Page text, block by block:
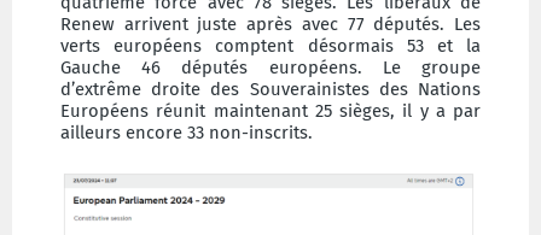
Renew arrivent juste après avec 77 députés. Les
verts européens comptent désormais 53 et la
Gauche 46 députés européens. Le groupe
d’extrême droite des Souverainistes des Nations
Européens réunit maintenant 25 sièges, il y a par
ailleurs encore 33 non-inscrits.